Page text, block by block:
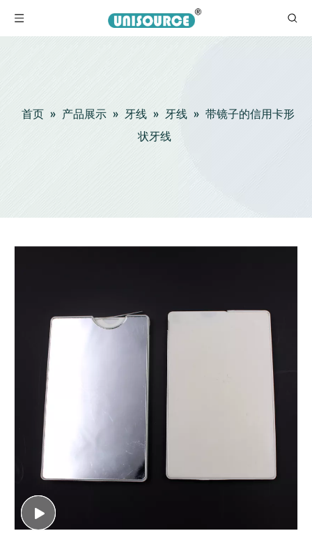
首页 » 产品展示 » 牙线 » 牙线 » 带镜子的信用卡形
状牙线